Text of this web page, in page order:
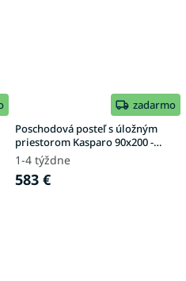
zadarmo
Poschodová posteľ s úložným
priestorom Kasparo 90x200 -
biela / borovica
1-4 týždne
583 €